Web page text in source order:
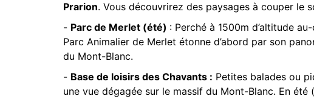
Prarion. Vous découvrirez des paysages à couper le
- Parc de Merlet (été) : Perché à 1500m d’altitude
Parc Animalier de Merlet étonne d’abord par son
du Mont-Blanc.
- Base de loisirs des Chavants : Petites balades ou
une vue dégagée sur le massif du Mont-Blanc. En été